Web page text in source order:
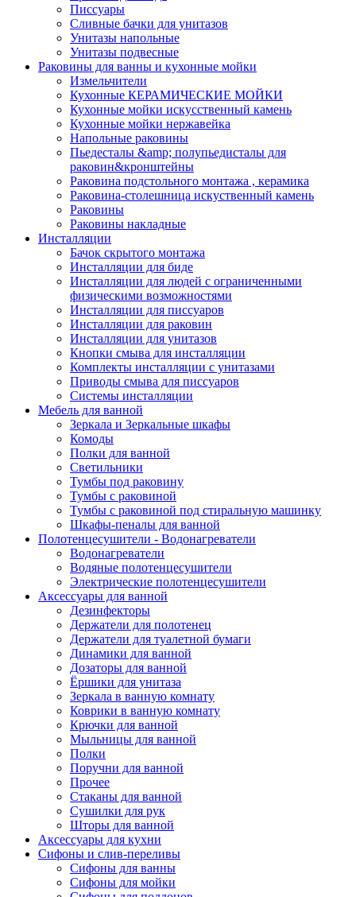
Писсуары
Сливные бачки для унитазов
Унитазы напольные
Унитазы подвесные
Раковины для ванны и кухонные мойки
Измельчители
Кухонные КЕРАМИЧЕСКИЕ МОЙКИ
Кухонные мойки искусственный камень
Кухонные мойки нержавейка
Напольные раковины
Пьедесталы &amp; полупьедисталы для
раковин&кронштейны
Раковина подстольного монтажа , керамика
Раковина-столешница искуственный камень
Раковины
Раковины накладные
Инсталляции
Бачок скрытого монтажа
Инсталляции для биде
Инсталляции для людей с ограниченными
физическими возможностями
Инсталляции для писсуаров
Инсталляции для раковин
Инсталляции для унитазов
Кнопки смыва для инсталляции
Комплекты инсталляции с унитазами
Приводы смыва для писсуаров
Системы инсталляции
Мебель для ванной
Зеркала и Зеркальные шкафы
Комоды
Полки для ванной
Светильники
Тумбы под раковину
Тумбы с раковиной
Тумбы с раковиной под стиральную машинку
Шкафы-пеналы для ванной
Полотенцесушители - Водонагреватели
Водонагреватели
Водяные полотенцесушители
Электрические полотенцесушители
Аксессуары для ванной
Дезинфекторы
Держатели для полотенец
Держатели для туалетной бумаги
Динамики для ванной
Дозаторы для ванной
Ёршики для унитаза
Зеркала в ванную комнату
Коврики в ванную комнату
Крючки для ванной
Мыльницы для ванной
Полки
Поручни для ванной
Прочее
Стаканы для ванной
Сушилки для рук
Шторы для ванной
Аксессуары для кухни
Сифоны и слив-переливы
Сифоны для ванны
Сифоны для мойки